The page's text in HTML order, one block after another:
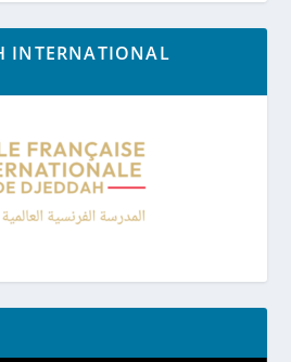
INTERNATIONAL